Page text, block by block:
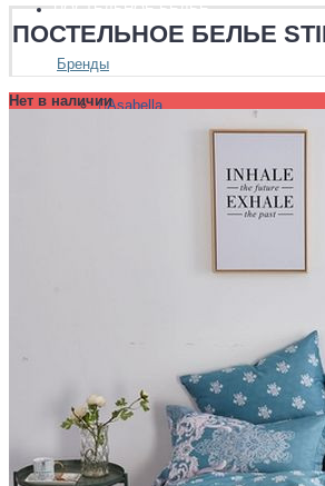
ПОСТЕЛЬНОЕ БЕЛЬЕ
Бренды
Asabella
Евро Плюс
Семейный
Ткани
ПОСТЕЛЬНОЕ БЕЛЬЕ
Нет в наличии